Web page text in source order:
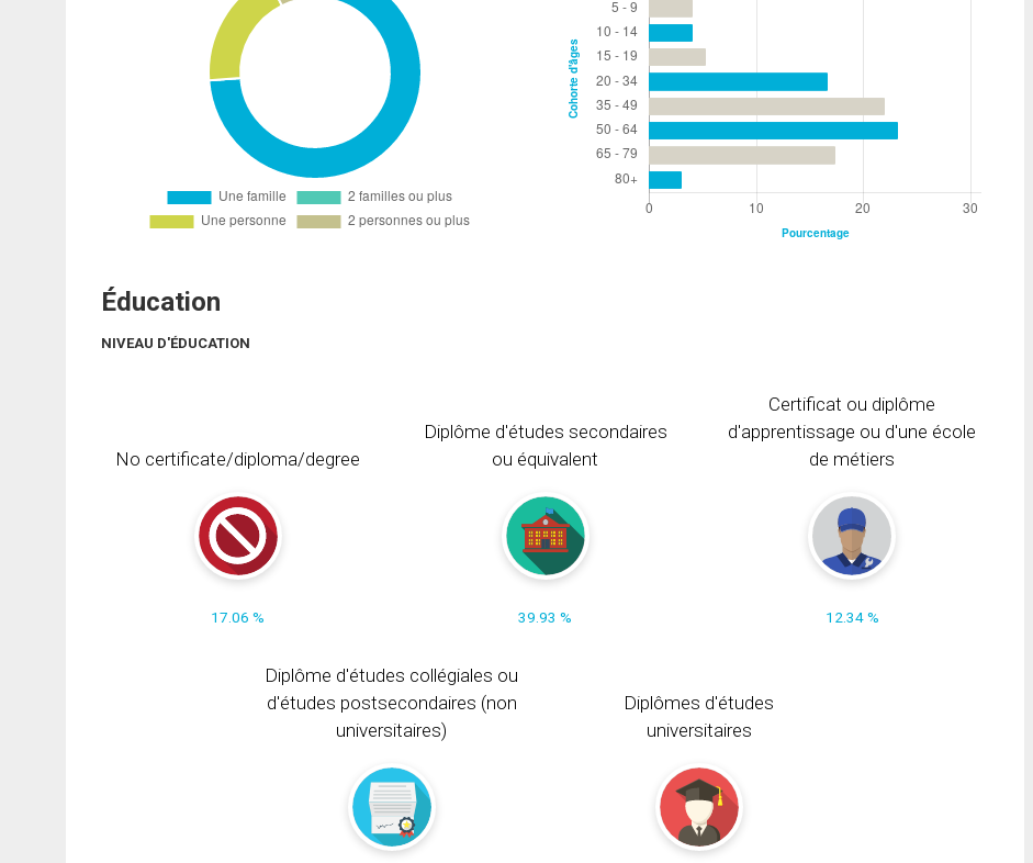
Éducation
NIVEAU D'ÉDUCATION
No certificate/diploma/degree
17.06 %
Diplôme d'études secondaires
ou équivalent
39.93 %
Certificat ou diplôme
d'apprentissage ou d'une école
de métiers
12.34 %
Diplôme d'études collégiales ou
d'études postsecondaires (non
universitaires)
Diplômes d'études
universitaires